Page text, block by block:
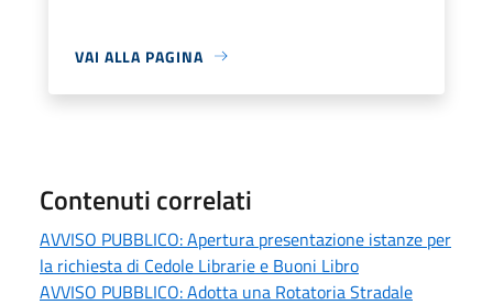
VAI ALLA PAGINA
Contenuti correlati
AVVISO PUBBLICO: Apertura presentazione istanze per
la richiesta di Cedole Librarie e Buoni Libro
AVVISO PUBBLICO: Adotta una Rotatoria Stradale